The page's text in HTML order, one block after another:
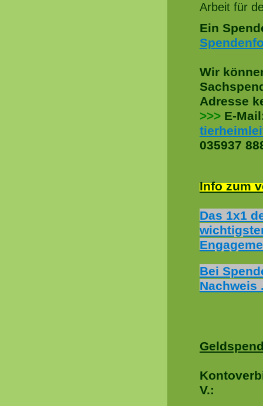
Arbeit für
Ein
Wir
Adresse
>>> E-
035937
Info zum
Das 1x1
Bei
Nachweis
V.: